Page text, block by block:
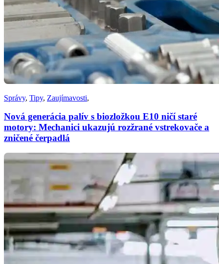
Správy, Tipy, Zaujímavosti,
Nová generácia palív s biozložkou E10 ničí staré
motory: Mechanici ukazujú rozžrané vstrekovače a
zničené čerpadlá